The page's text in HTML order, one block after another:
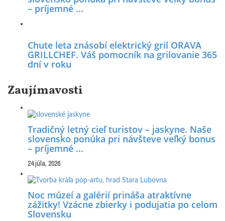
– príjemné ...
Chute leta znásobí elektrický gril ORAVA
GRILLCHEF. Váš pomocník na grilovanie 365
dní v roku
Zaujímavosti
Tradičný letný cieľ turistov – jaskyne. Naše
slovensko ponúka pri návšteve veľký bonus
– príjemné ...
24 júla, 2026
Noc múzeí a galérií prináša atraktívne
zážitky! Vzácne zbierky i podujatia po celom
Slovensku